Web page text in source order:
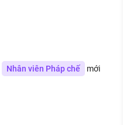
Nhân viên Pháp chế
mới